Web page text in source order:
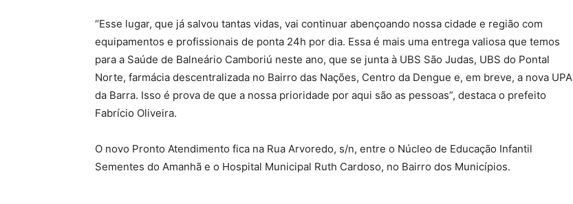
“Esse lugar, que já salvou tantas vidas, vai continuar abençoando nossa cidade e região com
equipamentos e profissionais de ponta 24h por dia. Essa é mais uma entrega valiosa que temos
para a Saúde de Balneário Camboriú neste ano, que se junta à UBS São Judas, UBS do Pontal
Norte, farmácia descentralizada no Bairro das Nações, Centro da Dengue e, em breve, a nova UPA
da Barra. Isso é prova de que a nossa prioridade por aqui são as pessoas”, destaca o prefeito
Fabrício Oliveira.
O novo Pronto Atendimento fica na Rua Arvoredo, s/n, entre o Núcleo de Educação Infantil
Sementes do Amanhã e o Hospital Municipal Ruth Cardoso, no Bairro dos Municípios.